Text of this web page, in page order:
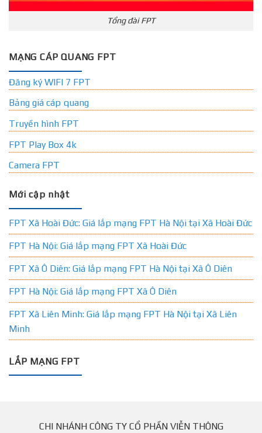
Tổng đài FPT
MẠNG CÁP QUANG FPT
Đăng ký WIFI 7 FPT
Bảng giá cáp quang
Truyền hình FPT
FPT Play Box 4k
Camera FPT
Mới cập nhật
FPT Xã Hoài Đức: Giá lắp mạng FPT Hà Nội tại Xã Hoài Đức
FPT Hà Nội: Giá lắp mạng FPT Xã Hoài Đức
FPT Xã Ô Diên: Giá lắp mạng FPT Hà Nội tại Xã Ô Diên
FPT Hà Nội: Giá lắp mạng FPT Xã Ô Diên
FPT Xã Liên Minh: Giá lắp mạng FPT Hà Nội tại Xã Liên
Minh
LẮP MẠNG FPT
CHI NHÁNH CÔNG TY CỔ PHẦN VIỄN THÔNG